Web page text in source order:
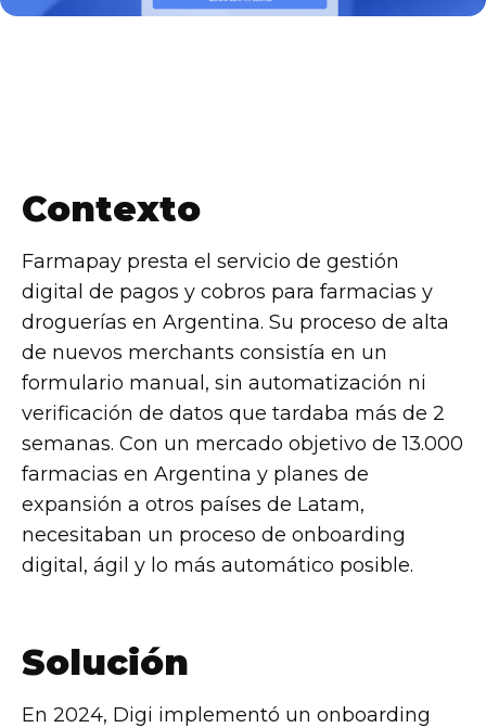
Contexto
Farmapay presta el servicio de gestión
digital de pagos y cobros para farmacias y
droguerías en Argentina. Su proceso de alta
de nuevos merchants consistía en un
formulario manual, sin automatización ni
verificación de datos que tardaba más de 2
semanas. Con un mercado objetivo de 13.000
farmacias en Argentina y planes de
expansión a otros países de Latam,
necesitaban un proceso de onboarding
digital, ágil y lo más automático posible.
Solución
En 2024, Digi implementó un onboarding